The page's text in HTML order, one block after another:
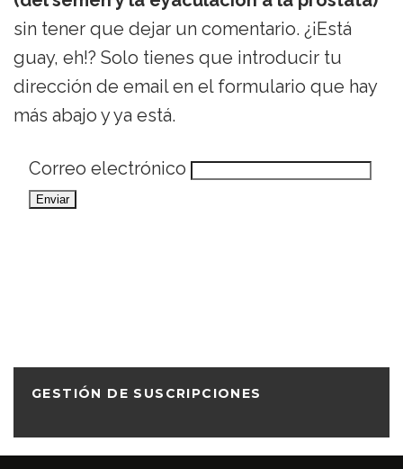
sin tener que dejar un comentario. ¿¡Está
guay, eh!? Solo tienes que introducir tu
dirección de email en el formulario que hay
más abajo y ya está.
Correo electrónico
GESTIÓN DE SUSCRIPCIONES